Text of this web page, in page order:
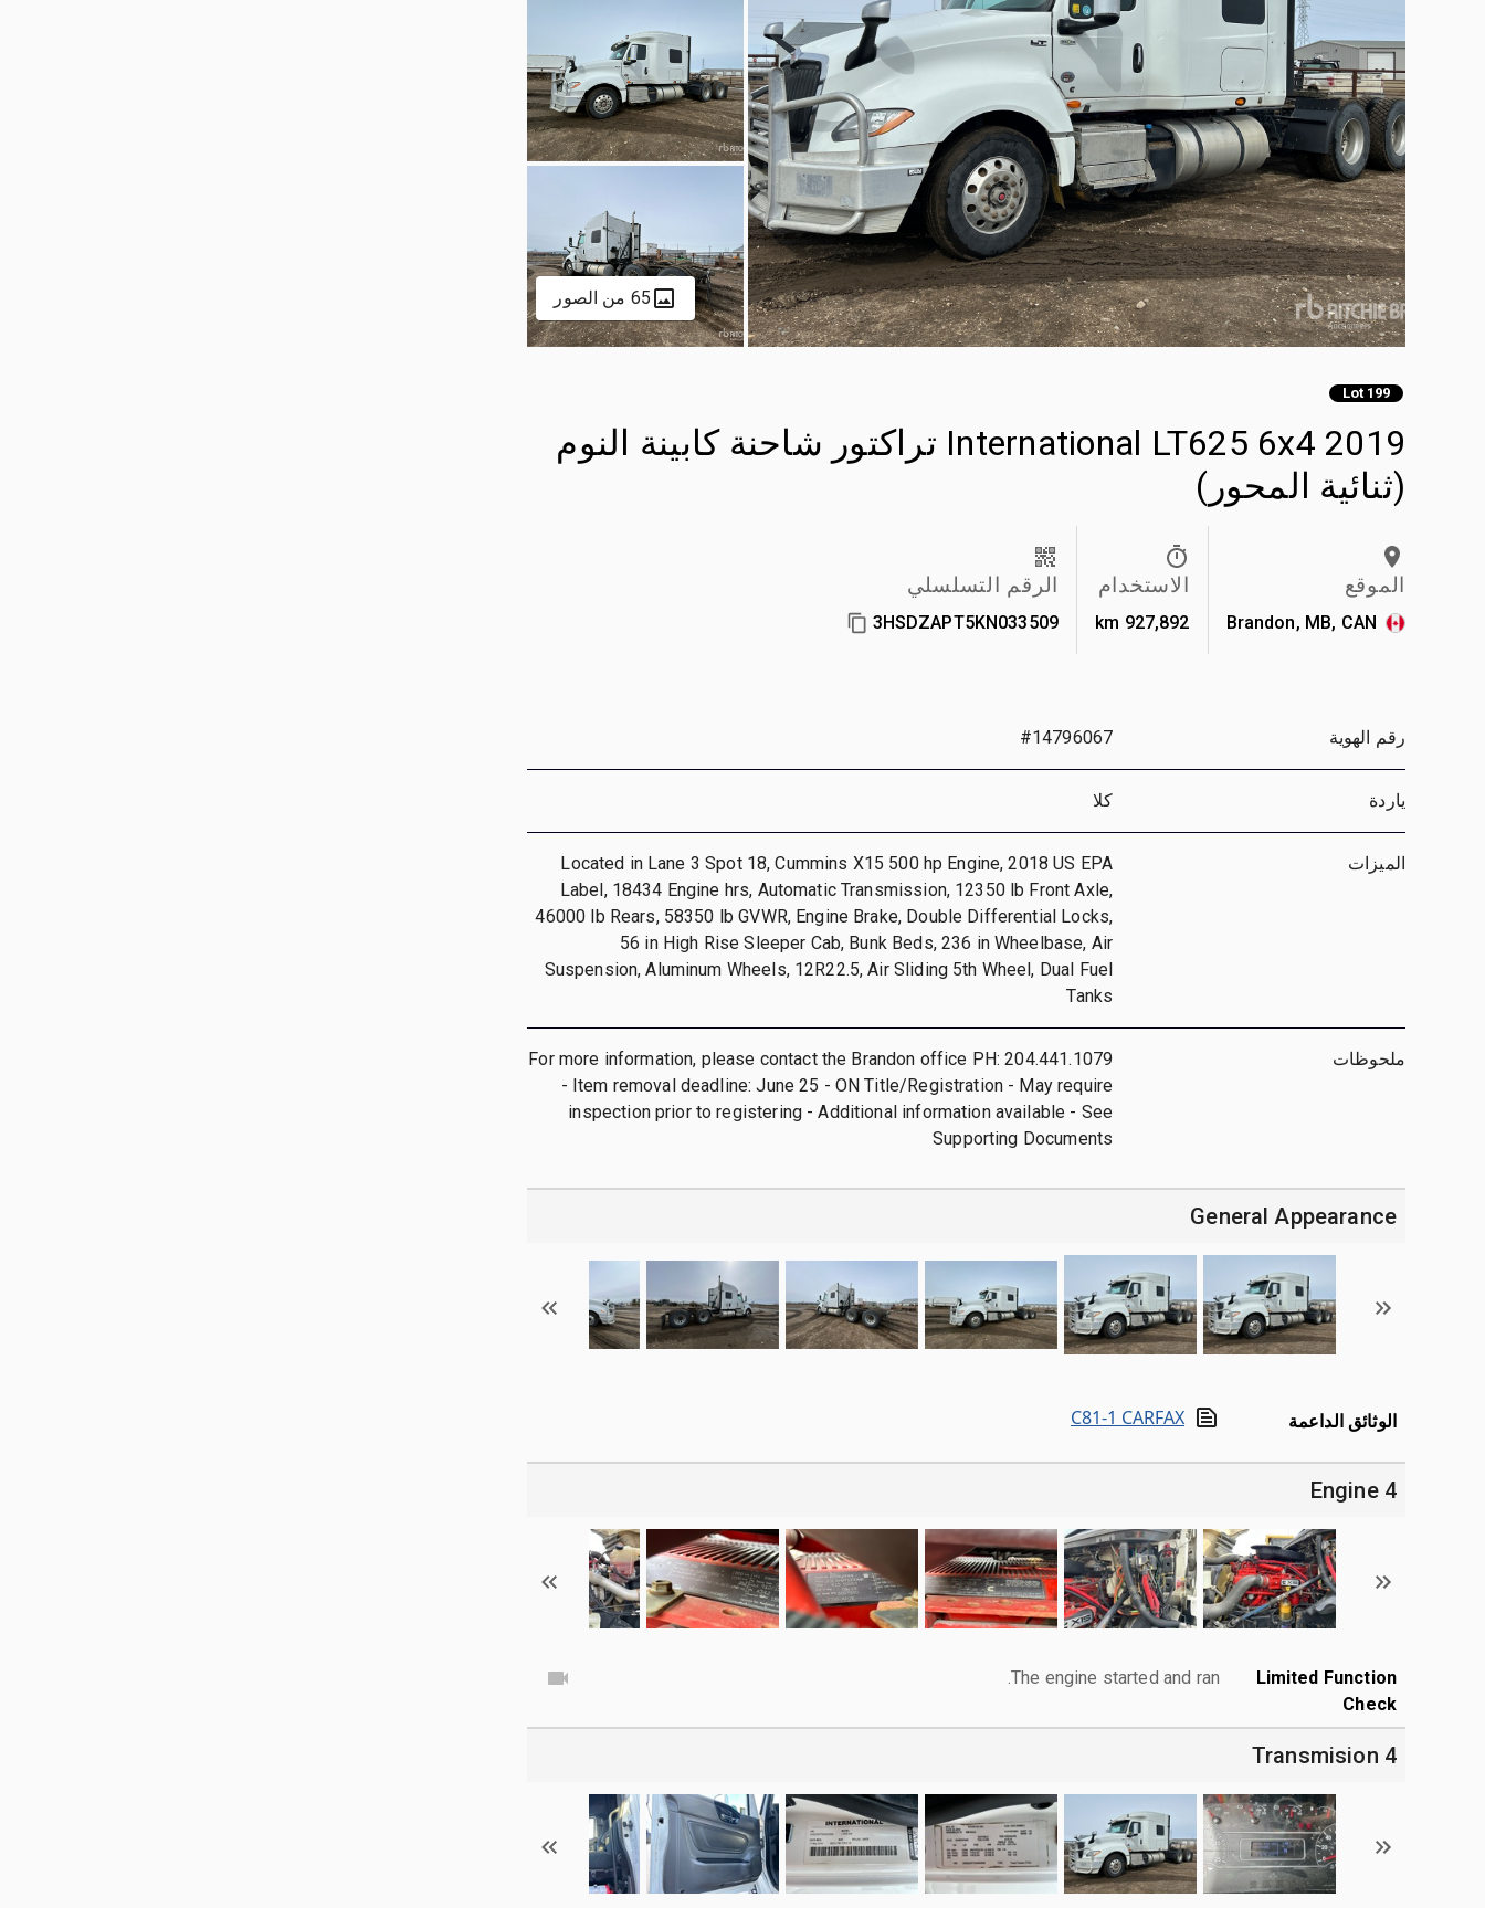
65 من الصور
Lot 199
2019 International LT625 6x4 تراكتور شاحنة كابينة النوم
(ثنائية المحور)
الموقع
Brandon, MB, CAN
الاستخدام
927,892 km
الرقم التسلسلي
3HSDZAPT5KN033509
رقم الهوية #14796067
ياردة كلا
الميزات
Located in Lane 3 Spot 18, Cummins X15 500 hp Engine, 2018 US EPA
Label, 18434 Engine hrs, Automatic Transmission, 12350 lb Front Axle,
46000 lb Rears, 58350 lb GVWR, Engine Brake, Double Differential Locks,
56 in High Rise Sleeper Cab, Bunk Beds, 236 in Wheelbase, Air
Suspension, Aluminum Wheels, 12R22.5, Air Sliding 5th Wheel, Dual Fuel
Tanks
ملحوظات
For more information, please contact the Brandon office PH: 204.441.1079
- Item removal deadline: June 25 - ON Title/Registration - May require
inspection prior to registering - Additional information available - See
Supporting Documents
General Appearance
الوثائق الداعمة C81-1 CARFAX
4 Engine
Limited Function
Check
The engine started and ran.
4 Transmision